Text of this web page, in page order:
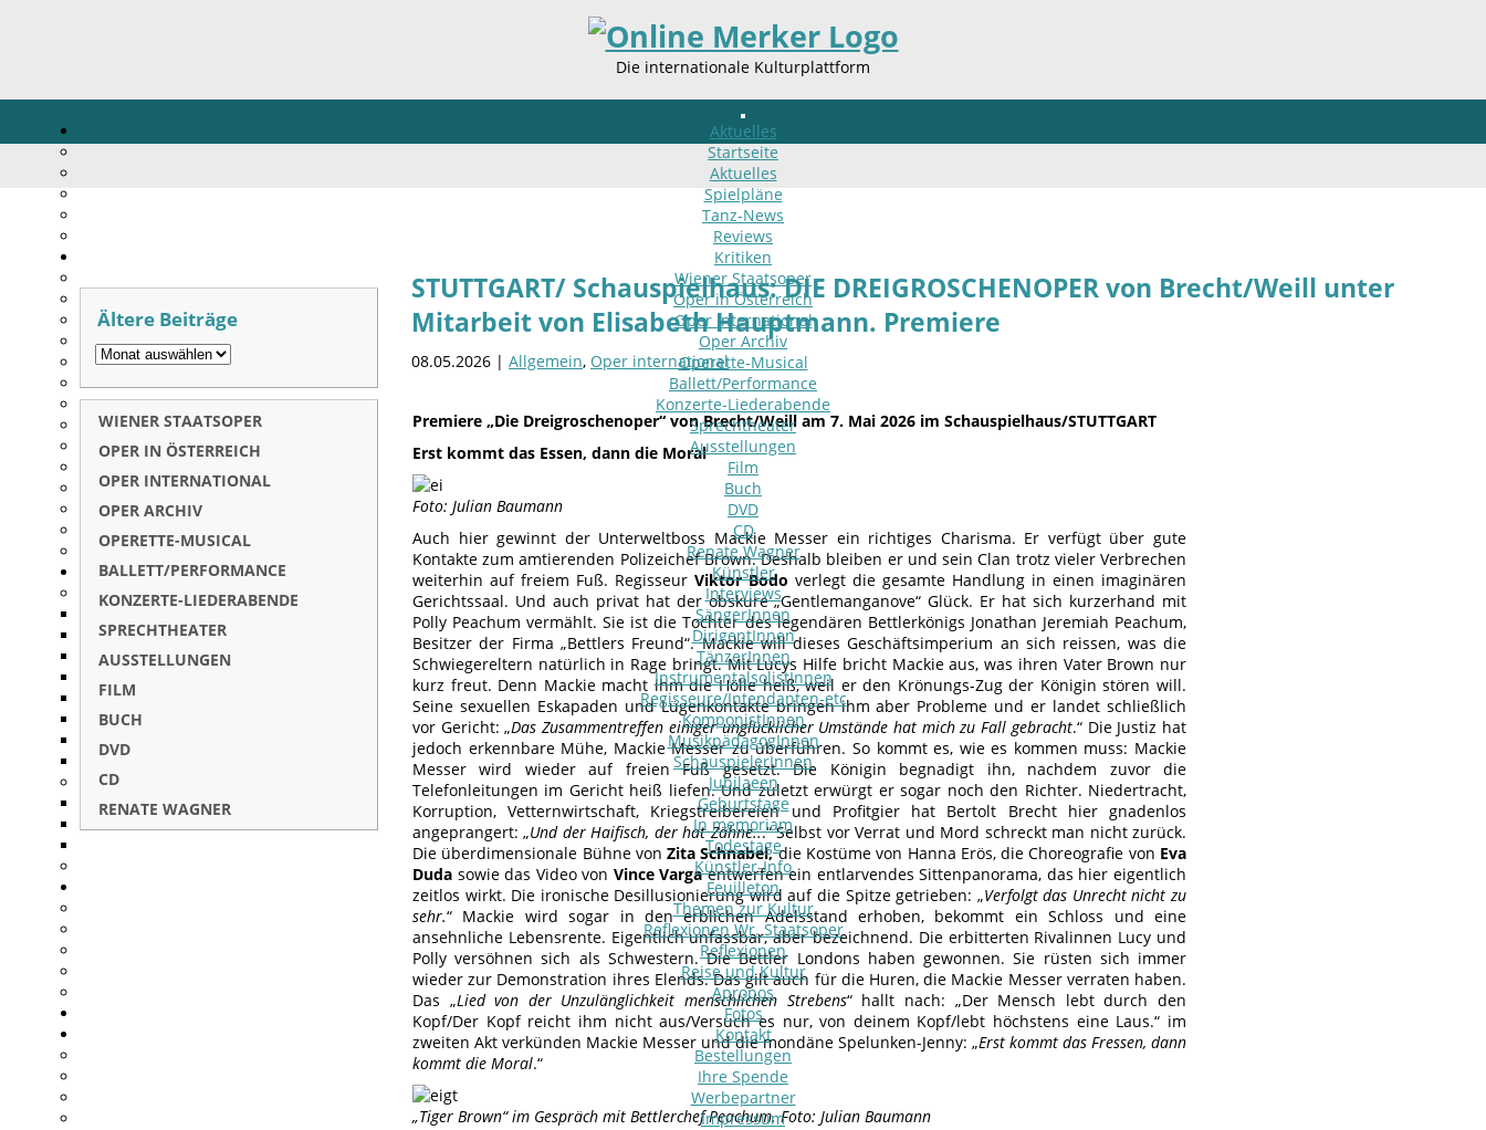
Die internationale Kulturplattform
Aktuelles
Startseite
Aktuelles
Spielpläne
Tanz-News
Reviews
Kritiken
Wiener Staatsoper
Oper in Österreich
Oper international
Oper Archiv
Operette-Musical
Ballett/Performance
Konzerte-Liederabende
Sprechtheater
Ausstellungen
Film
Buch
DVD
CD
Renate Wagner
Künstler
Interviews
SängerInnen
DirigentInnen
TänzerInnen
InstrumentalsolistInnen
Regisseure/Intendanten-etc
KomponistInnen
MusikpädagogInnen
SchauspielerInnen
Jubilaeen
Geburtstage
In memoriam
Todestage
Künstler-Info
Feuilleton
Themen zur Kultur
Reflexionen Wr. Staatsoper
Reflexionen
Reise und Kultur
Apropos
Fotos
Kontakt
Bestellungen
Ihre Spende
Werbepartner
Impressum
STUTTGART/ Schauspielhaus: DIE DREIGROSCHENOPER von Brecht/Weill unter
Mitarbeit von Elisabeth Hauptmann. Premiere
08.05.2026 | Allgemein, Oper international
Premiere „Die Dreigroschenoper“ von Brecht/Weill am 7. Mai 2026 im Schauspielhaus/STUTTGART
Erst kommt das Essen, dann die Moral
Foto: Julian Baumann
Auch hier gewinnt der Unterweltboss Mackie Messer ein richtiges Charisma. Er verfügt über gute
Kontakte zum amtierenden Polizeichef Brown. Deshalb bleiben er und sein Clan trotz vieler Verbrechen
weiterhin auf freiem Fuß. Regisseur Viktor Bodo verlegt die gesamte Handlung in einen imaginären
Gerichtssaal. Und auch privat hat der obskure „Gentlemanganove“ Glück. Er hat sich kurzerhand mit
Polly Peachum vermählt. Sie ist die Tochter des legendären Bettlerkönigs Jonathan Jeremiah Peachum,
Besitzer der Firma „Bettlers Freund“. Mackie will dieses Geschäftsimperium an sich reissen, was die
Schwiegereltern natürlich in Rage bringt. Mit Lucys Hilfe bricht Mackie aus, was ihren Vater Brown nur
kurz freut. Denn Mackie macht ihm die Hölle heiß, weil er den Krönungs-Zug der Königin stören will.
Seine sexuellen Eskapaden und Lügenkontakte bringen ihm aber Probleme und er landet schließlich
vor Gericht: „Das Zusammentreffen einiger unglücklicher Umstände hat mich zu Fall gebracht.“ Die Justiz hat
jedoch erkennbare Mühe, Mackie Messer zu überführen. So kommt es, wie es kommen muss: Mackie
Messer wird wieder auf freien Fuß gesetzt. Die Königin begnadigt ihn, nachdem zuvor die
Telefonleitungen im Gericht heiß liefen. Und zuletzt erwürgt er sogar noch den Richter. Niedertracht,
Korruption, Vetternwirtschaft, Kriegstreibereien und Profitgier hat Bertolt Brecht hier gnadenlos
angeprangert: „Und der Haifisch, der hat Zähne...“ Selbst vor Verrat und Mord schreckt man nicht zurück.
Die überdimensionale Bühne vonZita Schnabel,die Kostüme von Hanna Erös, die Choreografie von Eva
Duda sowie das Video von Vince Vargaentwerfen ein entlarvendes Sittenpanorama, das hier eigentlich
zeitlos wirkt. Die ironische Desillusionierung wird auf die Spitze getrieben: „Verfolgt das Unrecht nicht zu
sehr.“ Mackie wird sogar in den erblichen Adelsstand erhoben, bekommt ein Schloss und eine
ansehnliche Lebensrente. Eigentlich unfassbar, aber bezeichnend. Die erbitterten Rivalinnen Lucy und
Polly versöhnen sich als Schwestern. Die Bettler Londons haben gewonnen. Sie rüsten sich immer
wieder zur Demonstration ihres Elends. Das gilt auch für die Huren, die Mackie Messer verraten haben.
Das „Lied von der Unzulänglichkeit menschlichen Strebens“ hallt nach: „Der Mensch lebt durch den
Kopf/Der Kopf reicht ihm nicht aus/Versuch es nur, von deinem Kopf/lebt höchstens eine Laus.“ im
zweiten Akt verkünden Mackie Messer und die mondäne Spelunken-Jenny: „Erst kommt das Fressen, dann
kommt die Moral.“
„Tiger Brown“ im Gespräch mit Bettlerchef Peachum. Foto: Julian Baumann
Ältere Beiträge
WIENER STAATSOPER
OPER IN ÖSTERREICH
OPER INTERNATIONAL
OPER ARCHIV
OPERETTE-MUSICAL
BALLETT/PERFORMANCE
KONZERTE-LIEDERABENDE
SPRECHTHEATER
AUSSTELLUNGEN
FILM
BUCH
DVD
CD
RENATE WAGNER